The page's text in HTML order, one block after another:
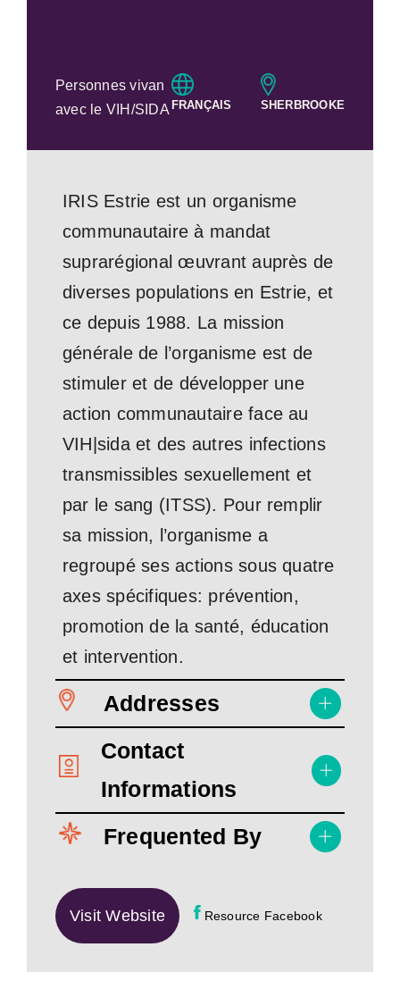
Personnes vivan
avec le VIH/SIDA FRANÇAIS SHERBROOKE
IRIS Estrie est un organisme
communautaire à mandat
suprarégional œuvrant auprès de
diverses populations en Estrie, et
ce depuis 1988. La mission
générale de l’organisme est de
stimuler et de développer une
action communautaire face au
VIH|sida et des autres infections
transmissibles sexuellement et
par le sang (ITSS). Pour remplir
sa mission, l’organisme a
regroupé ses actions sous quatre
axes spécifiques: prévention,
promotion de la santé, éducation
et intervention.
Addresses
Contact
Informations
Frequented By
Visit Website Resource Facebook